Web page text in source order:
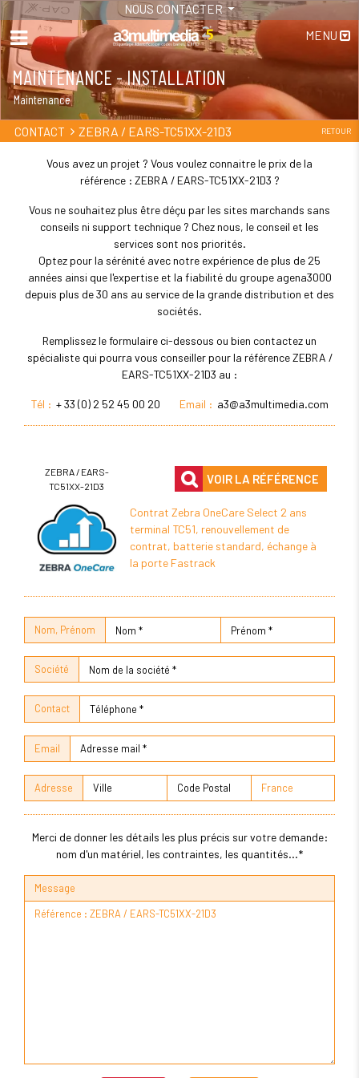
NOUS CONTACTER
MENU
MAINTENANCE - INSTALLATION
Maintenance
CONTACT ZEBRA / EARS-TC51XX-21D3 RETOUR
Vous avez un projet ? Vous voulez connaitre le prix de la
référence : ZEBRA / EARS-TC51XX-21D3 ?
Vous ne souhaitez plus être déçu par les sites marchands sans
conseils ni support technique ? Chez nous, le conseil et les
services sont nos priorités.
Optez pour la sérénité avec notre expérience de plus de 25
années ainsi que l'expertise et la fiabilité du groupe agena3000
depuis plus de 30 ans au service de la grande distribution et des
sociétés.
Remplissez le formulaire ci-dessous ou bien contactez un
spécialiste qui pourra vous conseiller pour la référence ZEBRA /
EARS-TC51XX-21D3 au :
Tél : + 33 (0) 2 52 45 00 20 Email : a3@a3multimedia.com
ZEBRA / EARS-
TC51XX-21D3
VOIR LA RÉFÉRENCE
Contrat Zebra OneCare Select 2 ans
terminal TC51, renouvellement de
contrat, batterie standard, échange à
la porte Fastrack
Nom, Prénom
Société
Contact
Email
Adresse
Merci de donner les détails les plus précis sur votre demande:
nom d'un matériel, les contraintes, les quantités...*
Message